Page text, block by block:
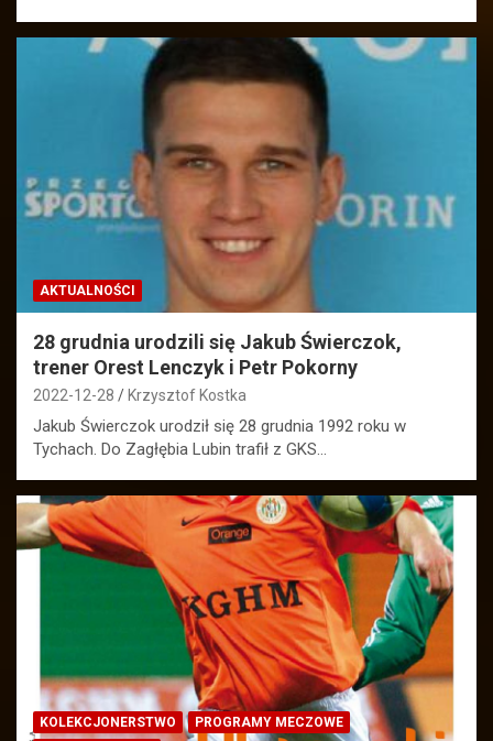
AKTUALNOŚCI
28 grudnia urodzili się Jakub Świerczok,
trener Orest Lenczyk i Petr Pokorny
2022-12-28 Krzysztof Kostka
Jakub Świerczok urodził się 28 grudnia 1992 roku w
Tychach. Do Zagłębia Lubin trafił z GKS…
KOLEKCJONERSTWO
PROGRAMY MECZOWE